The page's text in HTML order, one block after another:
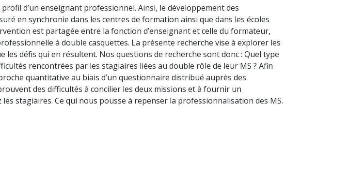
d’un enseignant professionnel. Ainsi, le développement des
en synchronie dans les centres de formation ainsi que dans les écoles
est partagée entre la fonction d’enseignant et celle du formateur,
à double casquettes. La présente recherche vise à explorer les
défis qui en résultent. Nos questions de recherche sont donc : Quel type
rencontrées par les stagiaires liées au double rôle de leur MS ? Afin
quantitative au biais d’un questionnaire distribué auprès des
des difficultés à concilier les deux missions et à fournir un
stagiaires. Ce qui nous pousse à repenser la professionnalisation des MS.